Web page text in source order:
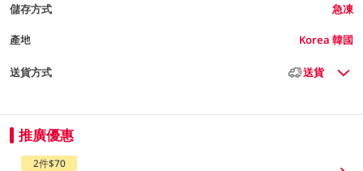
儲存方式 急凍
產地 Korea 韓國
送貨方式 送貨
推廣優惠
2件$70